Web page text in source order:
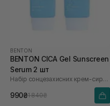
BENTON
BENTON CICA Gel Sunscreen
Serum 2 шт
Набір сонцезахисних крем-сироваток
990₴1 840₴